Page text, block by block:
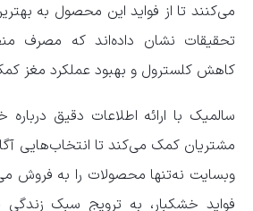
می‌کنند تا از فواید این محصول به
تحقیقات نشان داده‌اند که مصرف
کاهش کلسترول و بهبود عملکرد مغز
سالمیک با ارائه اطلاعات دقیق
مشتریان کمک می‌کند تا انتخاب‌هایی
وبسایت نه‌تنها محصولات را به فروش
فواید خشکبار، به ترویج سبک